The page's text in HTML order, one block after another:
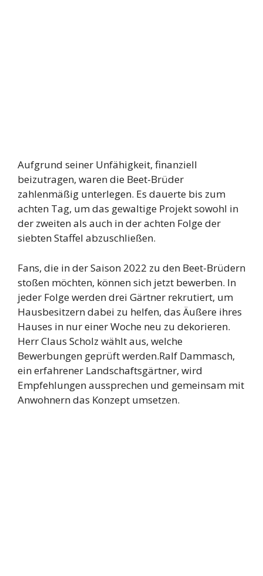
Aufgrund seiner Unfähigkeit, finanziell
beizutragen, waren die Beet-Brüder
zahlenmäßig unterlegen. Es dauerte bis zum
achten Tag, um das gewaltige Projekt sowohl in
der zweiten als auch in der achten Folge der
siebten Staffel abzuschließen.
Fans, die in der Saison 2022 zu den Beet-Brüdern
stoßen möchten, können sich jetzt bewerben. In
jeder Folge werden drei Gärtner rekrutiert, um
Hausbesitzern dabei zu helfen, das Äußere ihres
Hauses in nur einer Woche neu zu dekorieren.
Herr Claus Scholz wählt aus, welche
Bewerbungen geprüft werden.Ralf Dammasch,
ein erfahrener Landschaftsgärtner, wird
Empfehlungen aussprechen und gemeinsam mit
Anwohnern das Konzept umsetzen.